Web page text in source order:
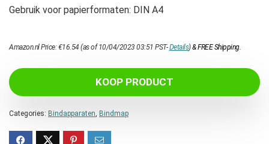
Gebruik voor papierformaten: DIN A4
Amazon.nl Price:€16.54 (as of 10/04/2023 03:51 PST-Details)&FREE Shipping.
KOOP PRODUCT
Categories: Bindapparaten, Bindmap